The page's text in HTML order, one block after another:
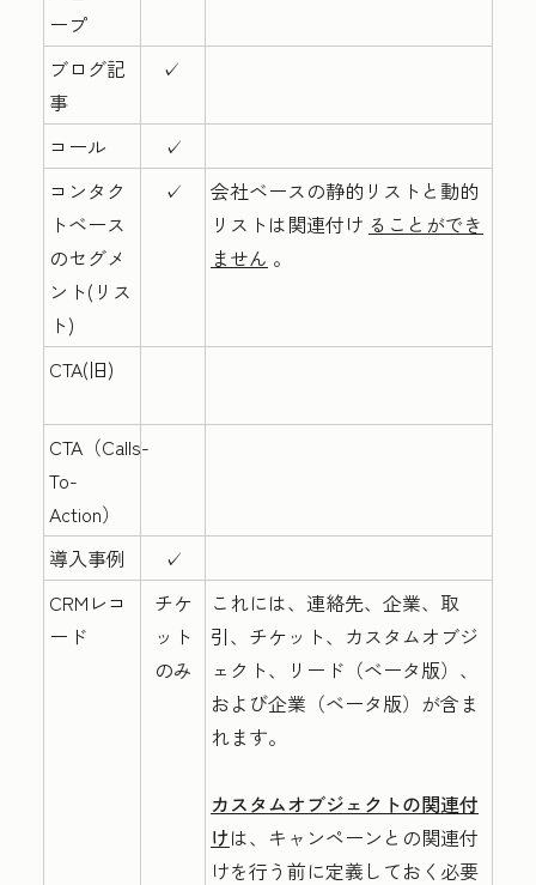
ープ
ブログ記
事
✓
コール
✓
コンタク
トベース
のセグメ
ント(リス
ト)
✓
会社ベースの静的リストと動的
リストは関連付け ることができ
ません 。
CTA(旧)
CTA（Calls-
To-
Action）
導入事例
✓
CRMレコ
ード
チケ
ット
のみ
これには、連絡先、企業、取
引、チケット、カスタムオブジ
ェクト、リード（ベータ版）、
および企業（ベータ版）が含ま
れます。
カスタムオブジェクトの関連付
けは、キャンペーンとの関連付
けを行う前に定義しておく必要